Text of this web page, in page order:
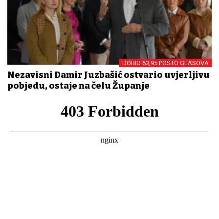
DOBIO 63,95 POSTO GLASOVA
Nezavisni Damir Juzbašić ostvario uvjerljivu
pobjedu, ostaje na čelu Županje